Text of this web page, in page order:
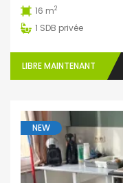
16 m2
1 SDB privée
LIBRE MAINTENANT
NEW